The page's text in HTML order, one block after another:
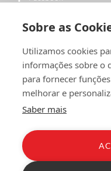
Sobre as
Utilizamos cookies
informações sobre o
para fornecer
melhorar e
Saber mais
nacional
geral@vermelhiruivo.pt
Rua de Outeiro nº
4760-312 Vila Nova de